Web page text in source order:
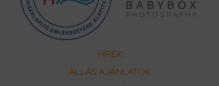
HÍREK
ÁLLÁS AJÁNLATOK